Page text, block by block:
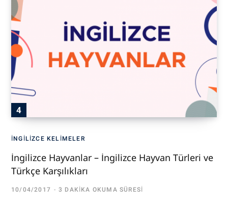
İNGILIZCE KELIMELER
İngilizce Hayvanlar – İngilizce Hayvan Türleri ve
Türkçe Karşılıkları
10/04/2017 3 DAKIKA OKUMA SÜRESI